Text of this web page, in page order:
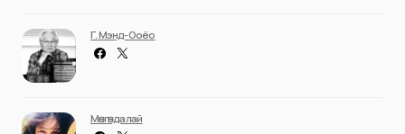
Г. Мэнд-Ооёо
Мөнгөндалай